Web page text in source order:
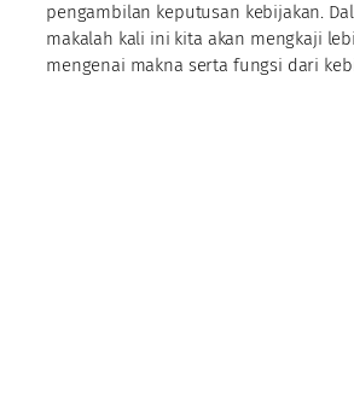
pengambilan keputusan kebijakan.
makalah kali ini kita akan mengkaji
mengenai makna serta fungsi dari